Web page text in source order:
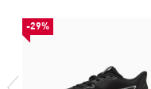
-29%